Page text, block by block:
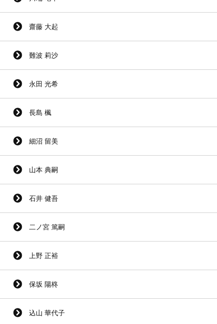
齋藤 大起
難波 莉沙
永田 光希
長島 楓
細沼 留美
山本 典嗣
石井 健吾
二ノ宮 篤嗣
上野 正裕
保坂 陽柊
込山 華代子